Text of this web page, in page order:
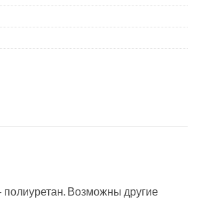
Возможны другие